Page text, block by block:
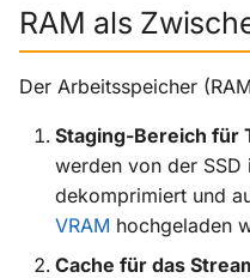
RAM als
Der Arbeitsspeicher
Staging-Bereich für
werden von der
dekomprimiert und
VRAM hochgeladen
Cache für das